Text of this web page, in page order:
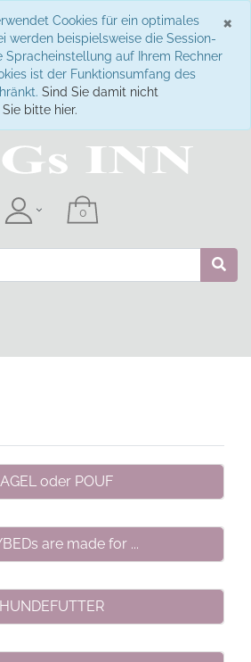
×
Cookies für ein optimales
werden beispielsweise die Session-
Spracheinstellung auf Ihrem Rechner
ist der Funktionsumfang des
Sind Sie damit nicht
bitte hier.
oder POUF
are made for ...
HUNDEFUTTER